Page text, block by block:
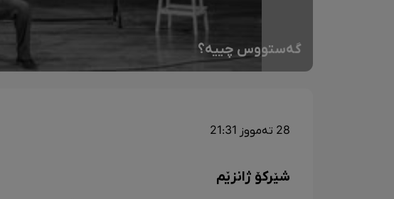
گەستووس چییە؟
28 تەمووز 21:31
شێرکۆ ژانزێم